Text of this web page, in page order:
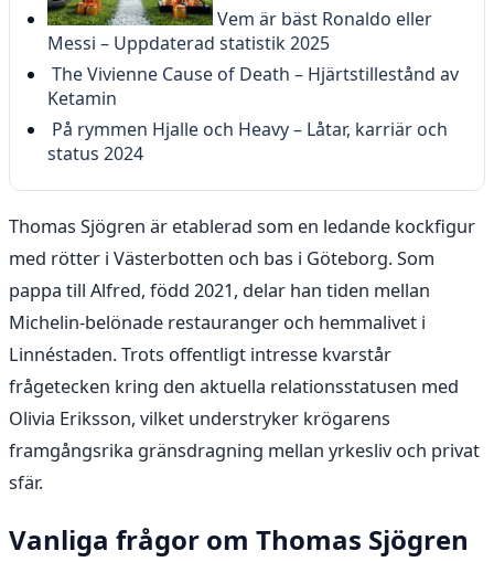
Vem är bäst Ronaldo eller
Messi – Uppdaterad statistik 2025
The Vivienne Cause of Death – Hjärtstillestånd av
Ketamin
På rymmen Hjalle och Heavy – Låtar, karriär och
status 2024
Thomas Sjögren är etablerad som en ledande kockfigur
med rötter i Västerbotten och bas i Göteborg. Som
pappa till Alfred, född 2021, delar han tiden mellan
Michelin-belönade restauranger och hemmalivet i
Linnéstaden. Trots offentligt intresse kvarstår
frågetecken kring den aktuella relationsstatusen med
Olivia Eriksson, vilket understryker krögarens
framgångsrika gränsdragning mellan yrkesliv och privat
sfär.
Vanliga frågor om Thomas Sjögren